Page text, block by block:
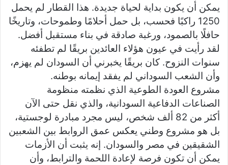
يمكن أن يكون بداية لحياة جديدة. هذا القطار لم يحمل
1250 راكبًا فحسب، بل حمل أحلامًا وطموحات، وتاريخًا
حافلًا بالصمود، ورغبة صادقة في بناء مستقبل أفضل.
لقد رأيت في عيون هؤلاء العائدين بريقًا لم تطفئه
سنوات النزوح. كان بريقًا يخبرني أن السودان لم يهزم،
وأن الشعب السوداني لم يفقد إيمانه بوطنه.
مشروع العودة الطوعية الذي نظمته منظومة
الصناعات الدفاعية السودانية، والذي نقل حتى الآن
أكثر من 82 ألف شخص، ليس مجرد مبادرة لوجستية،
بل هو مشروع وطني يعكس عمق الروابط بين الشعبين
الشقيقين في مصر والسودان. إنه يثبت أن الأزمات
يمكن أن تكون فرصة لإعادة اللحمة والترابط، وأن